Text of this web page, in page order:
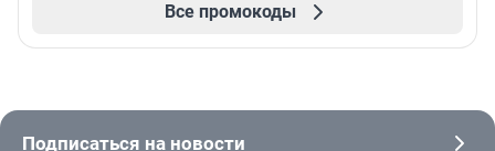
Все промокоды
Подписаться на новости